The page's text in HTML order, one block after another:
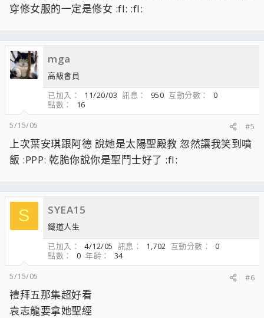
穿修女服的一定是修女 :fl: :fl:
mga
高級會員
已加入
11/20/03 訊息 950 互動分數
0
點數
16
5/15/05
#5
上次葉安琪跟阿德 說她是太陽聖殿教 忽然讓我笑到噴
飯 :PPP: 乾脆你說你是聖鬥士好了 :fl:
S SYEA15
鐵道人生
已加入
4/12/05 訊息 1,702 互動分數
0
點數
0 年齡
34
5/15/05
#6
禮拜五那集超好看
袁志龍要拿她聖經